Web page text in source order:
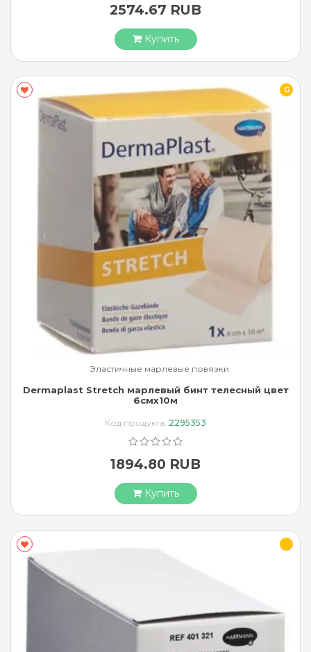
2574.67 RUB
Купить
G
Эластичные марлевые повязки
Dermaplast Stretch марлевый бинт телесный цвет
6смx10м
Код продукта: 2295353
1894.80 RUB
Купить